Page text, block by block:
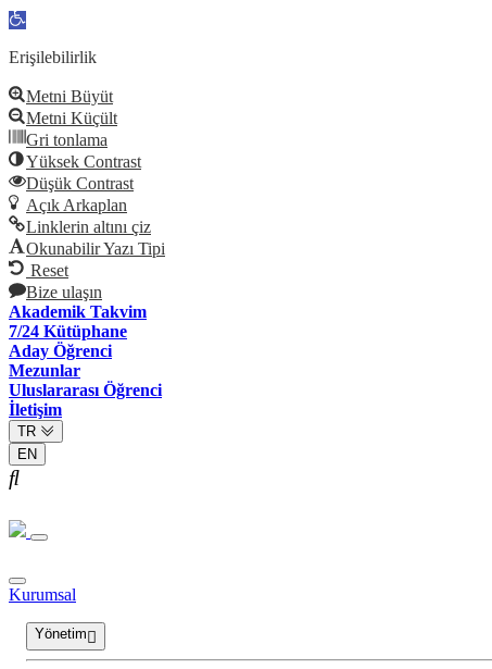
Open
Erişilebilirlik
Metni Büyüt
Metni Küçült
Gri tonlama
Yüksek Contrast
Düşük Contrast
Açık Arkaplan
Linklerin altını çiz
Okunabilir Yazı Tipi
Reset
Bize ulaşın
Akademik Takvim
7/24 Kütüphane
Aday Öğrenci
Mezunlar
Uluslararası Öğrenci
İletişim
TR
EN
Kurumsal
Yönetim